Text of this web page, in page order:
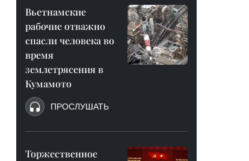
Вьетнамские
рабочие отважно
спасли человека во
время
землетрясения в
Кумамото
ПРОСЛУШАТЬ
Торжественное